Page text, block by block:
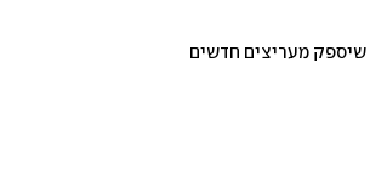
מצוין שיספק מעריצים חדשים